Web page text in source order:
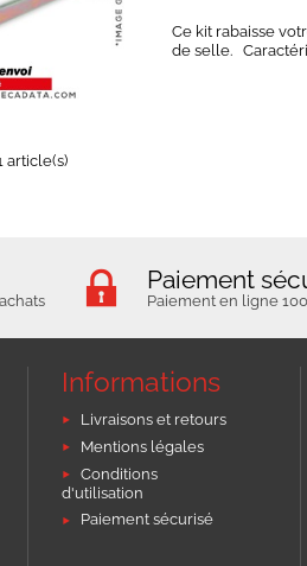
Ce kit rabaisse
de selle.
article(s)
Paiement
Paiement en ligne
Informations
Livraisons et retours
Mentions légales
Conditions
d'utilisation
Paiement sécurisé